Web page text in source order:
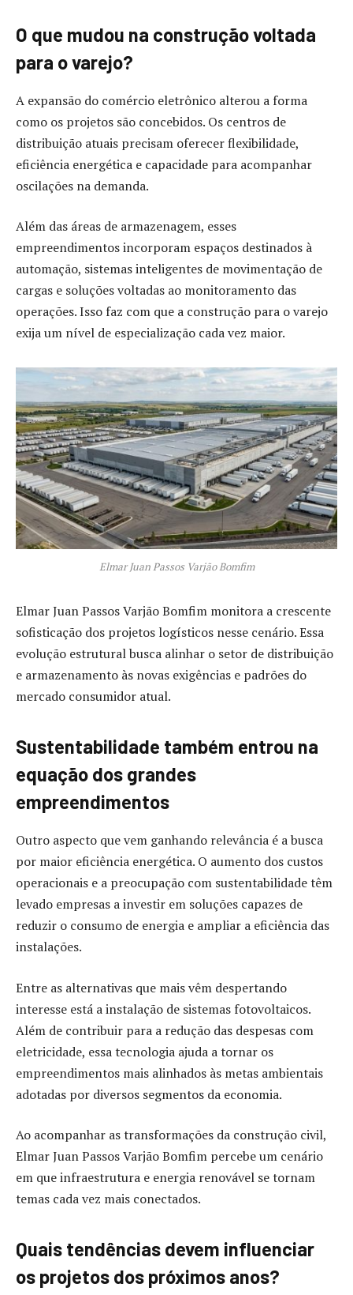
O que mudou na construção voltada
para o varejo?
A expansão do comércio eletrônico alterou a forma
como os projetos são concebidos. Os centros de
distribuição atuais precisam oferecer flexibilidade,
eficiência energética e capacidade para acompanhar
oscilações na demanda.
Além das áreas de armazenagem, esses
empreendimentos incorporam espaços destinados à
automação, sistemas inteligentes de movimentação de
cargas e soluções voltadas ao monitoramento das
operações. Isso faz com que a construção para o varejo
exija um nível de especialização cada vez maior.
Elmar Juan Passos Varjão Bomfim
Elmar Juan Passos Varjão Bomfim monitora a crescente
sofisticação dos projetos logísticos nesse cenário. Essa
evolução estrutural busca alinhar o setor de distribuição
e armazenamento às novas exigências e padrões do
mercado consumidor atual.
Sustentabilidade também entrou na
equação dos grandes
empreendimentos
Outro aspecto que vem ganhando relevância é a busca
por maior eficiência energética. O aumento dos custos
operacionais e a preocupação com sustentabilidade têm
levado empresas a investir em soluções capazes de
reduzir o consumo de energia e ampliar a eficiência das
instalações.
Entre as alternativas que mais vêm despertando
interesse está a instalação de sistemas fotovoltaicos.
Além de contribuir para a redução das despesas com
eletricidade, essa tecnologia ajuda a tornar os
empreendimentos mais alinhados às metas ambientais
adotadas por diversos segmentos da economia.
Ao acompanhar as transformações da construção civil,
Elmar Juan Passos Varjão Bomfim percebe um cenário
em que infraestrutura e energia renovável se tornam
temas cada vez mais conectados.
Quais tendências devem influenciar
os projetos dos próximos anos?